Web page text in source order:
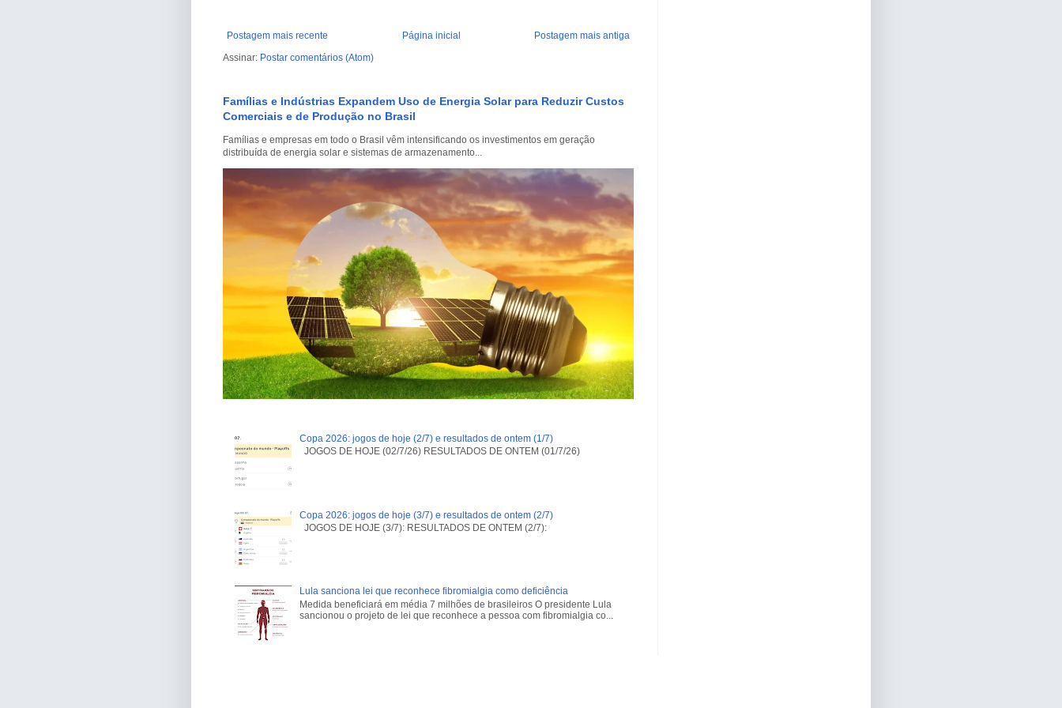
Postagem mais recente Postagem mais antiga
Página inicial
Assinar: Postar comentários (Atom)
Famílias e Indústrias Expandem Uso de Energia Solar para Reduzir Custos
Comerciais e de Produção no Brasil
Famílias e empresas em todo o Brasil vêm intensificando os investimentos em geração
distribuída de energia solar e sistemas de armazenamento...
Copa 2026: jogos de hoje (2/7) e resultados de ontem (1/7)
JOGOS DE HOJE (02/7/26) RESULTADOS DE ONTEM (01/7/26)
Copa 2026: jogos de hoje (3/7) e resultados de ontem (2/7)
JOGOS DE HOJE (3/7): RESULTADOS DE ONTEM (2/7):
Lula sanciona lei que reconhece fibromialgia como deficiência
Medida beneficiará em média 7 milhões de brasileiros O presidente Lula
sancionou o projeto de lei que reconhece a pessoa com fibromialgia co...